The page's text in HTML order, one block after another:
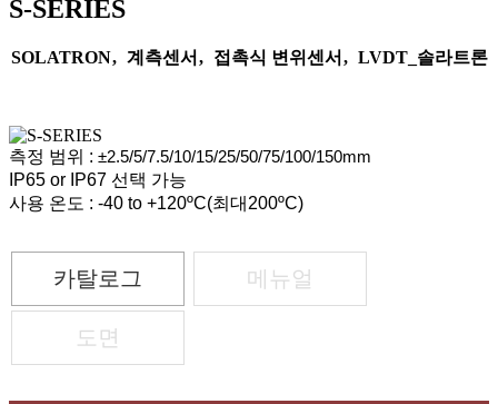
S-SERIES
SOLATRON, 계측센서, 접촉식 변위센서, LVDT_솔라트론
측정 범위 : ±2.5/5/7.5/10/15/25/50/75/100/150mm
IP65 or IP67 선택 가능
사용 온도 : -40 to +120ºC(최대200ºC)
카탈로그 메뉴얼
도면